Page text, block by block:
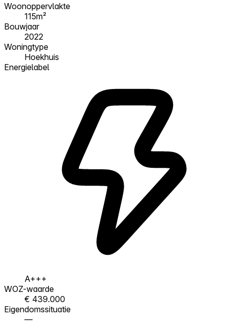
Woonoppervlakte
115m²
Bouwjaar
2022
Woningtype
Hoekhuis
Energielabel
A+++
WOZ-waarde
€ 439.000
Eigendomssituatie
—